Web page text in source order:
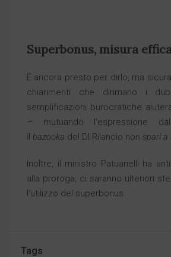
Superbonus, misura
É ancora presto per dirlo, ma
chiarimenti che dirimano i
semplificazioni burocratiche
– mutuando l’espressione
il bazooka del Dl Rilancio non spari a
Inoltre, il ministro Patuanelli ha
alla proroga, ci saranno ulteriori
l’utilizzo del superbonus.
Tags